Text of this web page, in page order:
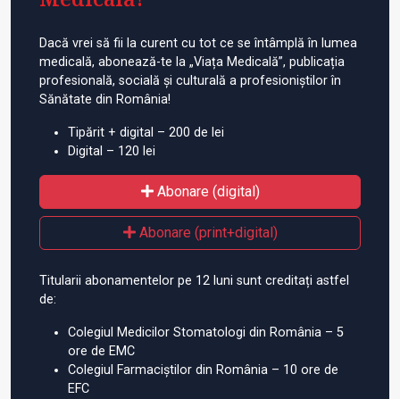
Dacă vrei să fii la curent cu tot ce se întâmplă în lumea
medicală, abonează-te la „Viața Medicală”, publicația
profesională, socială și culturală a profesioniștilor în
Sănătate din România!
Tipărit + digital – 200 de lei
Digital – 120 lei
Abonare (digital)
Abonare (print+digital)
Titularii abonamentelor pe 12 luni sunt creditați astfel
de:
Colegiul Medicilor Stomatologi din România – 5
ore de EMC
Colegiul Farmaciștilor din România – 10 ore de
EFC